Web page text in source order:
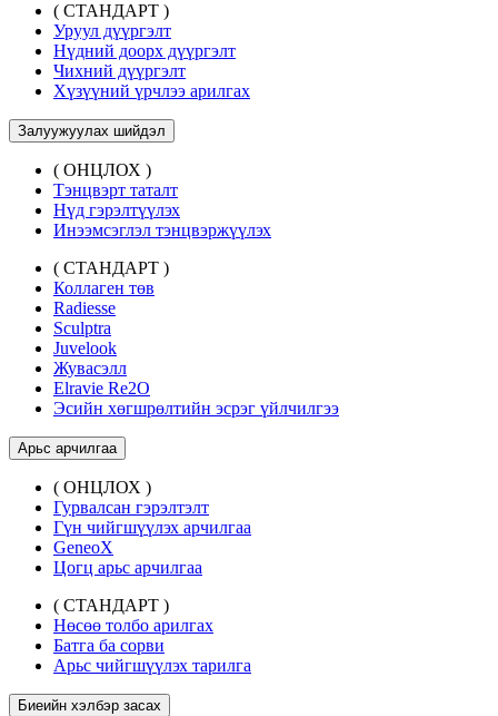
( СТАНДАРТ )
Уруул дүүргэлт
Нүдний доорх дүүргэлт
Чихний дүүргэлт
Хүзүүний үрчлээ арилгах
Залуужуулах шийдэл
( ОНЦЛОХ )
Тэнцвэрт таталт
Нүд гэрэлтүүлэх
Инээмсэглэл тэнцвэржүүлэх
( СТАНДАРТ )
Коллаген төв
Radiesse
Sculptra
Juvelook
Жувасэлл
Elravie Re2O
Эсийн хөгшрөлтийн эсрэг үйлчилгээ
Арьс арчилгаа
( ОНЦЛОХ )
Гурвалсан гэрэлтэлт
Гүн чийгшүүлэх арчилгаа
GeneoX
Цогц арьс арчилгаа
( СТАНДАРТ )
Нөсөө толбо арилгах
Батга ба сорви
Арьс чийгшүүлэх тарилга
Биеийн хэлбэр засах